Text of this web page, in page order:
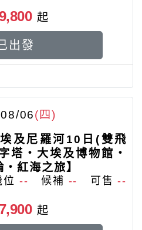
起
出發
06(四)
及尼羅河10日(雙飛
塔‧大埃及博物館‧
紅海之旅】
位 -- 候補 -- 可售--
起